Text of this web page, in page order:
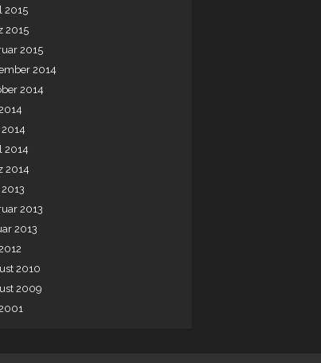
2015
2015
2015
2014
2014
2014
2014
2013
2013
2010
2009